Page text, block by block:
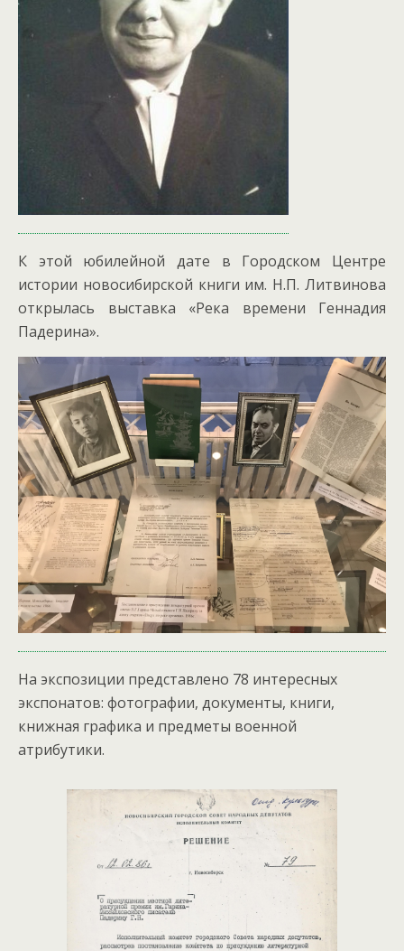
К этой юбилейной дате в Городском Центре
истории новосибирской книги им. Н.П. Литвинова
открылась выставка «Река времени Геннадия
Падерина».
На экспозиции представлено 78 интересных
экспонатов: фотографии, документы, книги,
книжная графика и предметы военной
атрибутики.